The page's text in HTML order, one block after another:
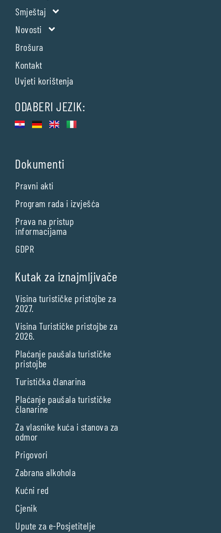
Smještaj
Novosti
Brošura
Kontakt
Uvjeti korištenja
ODABERI JEZIK:
Dokumenti
Pravni akti
Program rada i izvješća
Prava na pristup
informacijama
GDPR
Kutak za iznajmljivače
Visina turističke pristojbe za
2027.
Visina Turističke pristojbe za
2026.
Plaćanje paušala turističke
pristojbe
Turistička članarina
Plaćanje paušala turističke
članarine
Za vlasnike kuća i stanova za
odmor
Prigovori
Zabrana alkohola
Kućni red
Cjenik
Upute za e-Posjetitelje